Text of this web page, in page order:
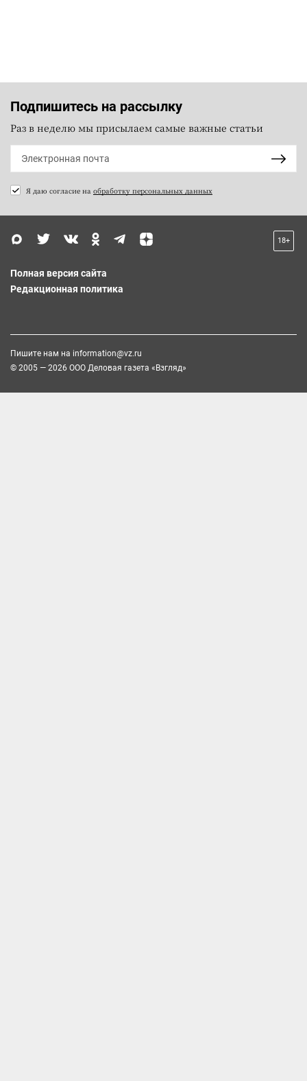
Подпишитесь на рассылку
Раз в неделю мы присылаем самые важные статьи
Я даю согласие на обработку персональных данных
18+
Полная версия сайта
Редакционная политика
Пишите нам на information@vz.ru
© 2005 — 2026 ООО Деловая газета «Взгляд»